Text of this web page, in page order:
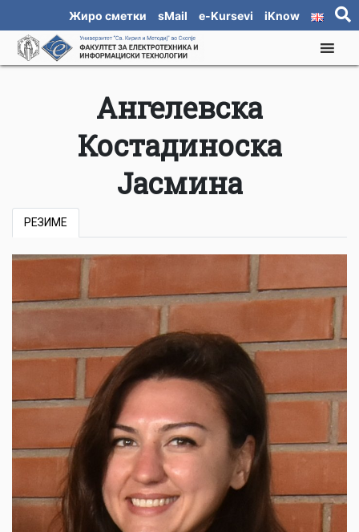
Жиро сметки sMail e-Kursevi iKnow
Ангелевска
Костадиноска
Јасмина
РЕЗИМЕ